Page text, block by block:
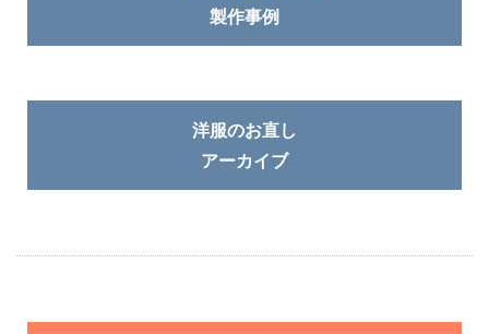
製作事例
洋服のお直し
アーカイブ